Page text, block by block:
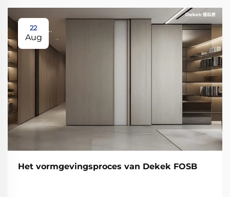
22
Aug
Het vormgevingsproces van Dekek FOSB